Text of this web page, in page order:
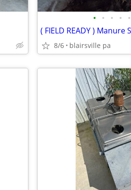
• • • • •
8/6 blairsville pa